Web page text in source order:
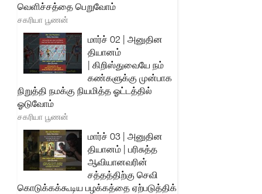
வெளிச்சத்தை பெறுவோம்
சகரியா பூணன்
மார்ச் 02 | அனுதின
தியானம்
| கிறிஸ்துவையே நம்
கண்களுக்கு முன்பாக
நிறுத்தி நமக்கு நியமித்த ஓட்டத்தில்
ஓடுவோம்
சகரியா பூணன்
மார்ச் 03 | அனுதின
தியானம் | பரிசுத்த
ஆவியானவரின்
சத்தத்திற்கு செவி
கொடுக்கக்கூடிய பழக்கத்தை ஏற்படுத்திக்